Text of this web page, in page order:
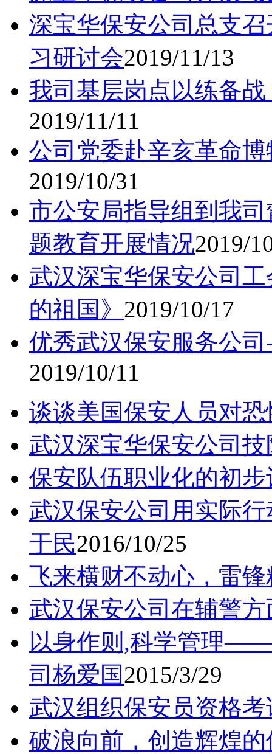
深宝华保安公司总支
习研讨会2019/11/13
我司基层岗点以练备
2019/11/11
公司党委赴辛亥革命
2019/10/31
市公安局指导组到我
题教育开展情况2019/
武汉深宝华保安公司
的祖国》 2019/10/17
优秀武汉保安服务公
2019/10/11
谈谈美国保安人员对
武汉深宝华保安公司
保安队伍职业化的初步
武汉保安公司用实际
于民2016/10/25
飞来横财不动心，雷
武汉保安公司在辅警
以身作则,科学管理
司杨爱国2015/3/29
武汉组织保安员资格考
破浪向前，创造辉煌